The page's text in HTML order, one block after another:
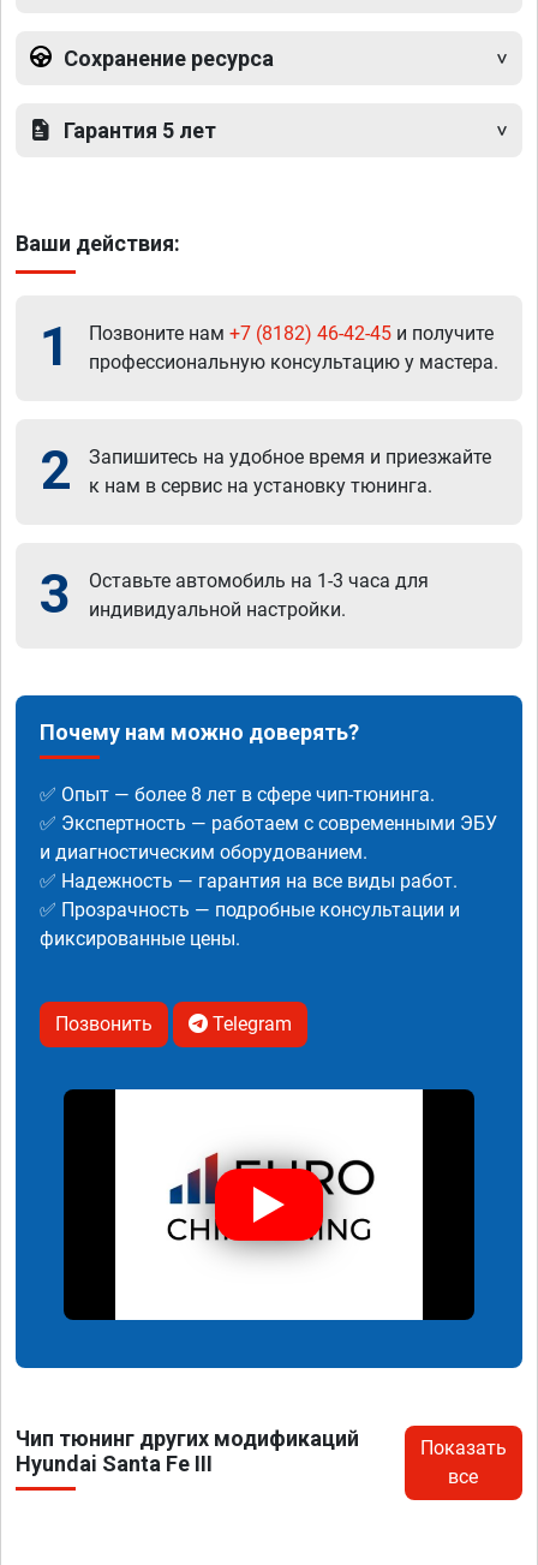
Сохранение ресурса
Гарантия 5 лет
Ваши действия:
1 Позвоните нам +7 (8182) 46-42-45 и получите
профессиональную консультацию у мастера.
2
Запишитесь на удобное время и приезжайте
к нам в сервис на установку тюнинга.
3
Оставьте автомобиль на 1-3 часа для
индивидуальной настройки.
Почему нам можно доверять?
✅ Опыт — более 8 лет в сфере чип-тюнинга.
✅ Экспертность — работаем с современными ЭБУ
и диагностическим оборудованием.
✅ Надежность — гарантия на все виды работ.
✅ Прозрачность — подробные консультации и
фиксированные цены.
Позвонить Telegram
Чип тюнинг других модификаций
Hyundai Santa Fe III
Показать
все